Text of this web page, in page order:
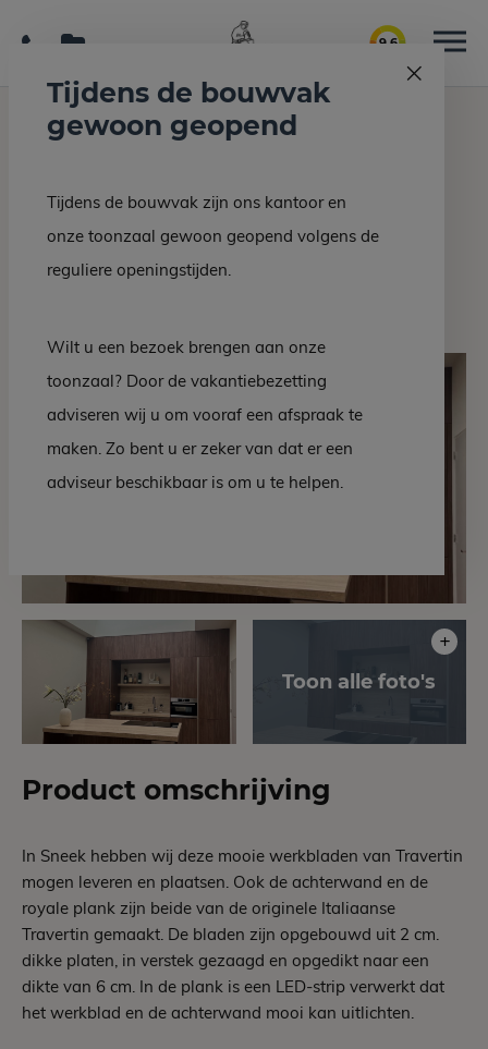
9.6
Home Interieur/bouw SNEEK – Werkbladen Travertin
SNEEK – Werkbladen
Product omschrijving
In Sneek hebben wij deze mooie werkbladen van Travertin
mogen leveren en plaatsen. Ook de achterwand en de
royale plank zijn beide van de originele Italiaanse
Travertin gemaakt. De bladen zijn opgebouwd uit 2 cm.
dikke platen, in verstek gezaagd en opgedikt naar een
dikte van 6 cm. In de plank is een LED-strip verwerkt dat
het werkblad en de achterwand mooi kan uitlichten.
Tijdens de bouwvak
gewoon geopend
Tijdens de bouwvak zijn ons kantoor en
onze toonzaal gewoon geopend volgens de
reguliere openingstijden.
Wilt u een bezoek brengen aan onze
toonzaal? Door de vakantiebezetting
adviseren wij u om vooraf een afspraak te
maken. Zo bent u er zeker van dat er een
adviseur beschikbaar is om u te helpen.